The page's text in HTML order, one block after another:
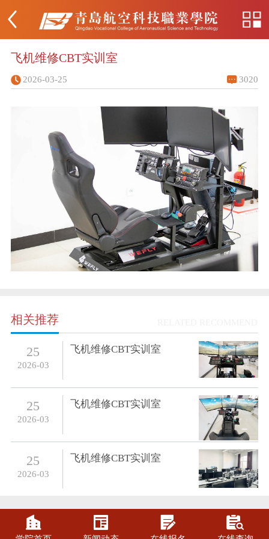
飞机维修CBT实训室
2026-03-25 3020
相关推荐
25
2026-03
飞机维修CBT实训室
25
2026-03
飞机维修CBT实训室
25
2026-03
飞机维修CBT实训室
   